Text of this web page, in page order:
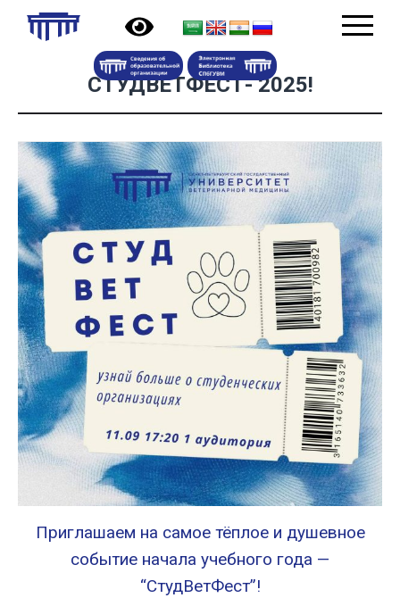
СТУДВЕТФЕСТ- 2025!
Приглашаем на самое тёплое и душевное
событие начала учебного года —
“СтудВетФест”!